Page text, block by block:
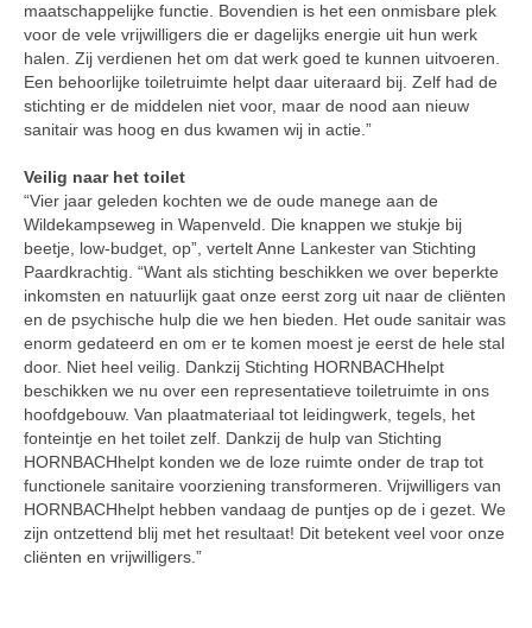
maatschappelijke functie. Bovendien is het een onmisbare plek
voor de vele vrijwilligers die er dagelijks energie uit hun werk
halen. Zij verdienen het om dat werk goed te kunnen uitvoeren.
Een behoorlijke toiletruimte helpt daar uiteraard bij. Zelf had de
stichting er de middelen niet voor, maar de nood aan nieuw
sanitair was hoog en dus kwamen wij in actie.”
Veilig naar het toilet
“Vier jaar geleden kochten we de oude manege aan de
Wildekampseweg in Wapenveld. Die knappen we stukje bij
beetje, low-budget, op”, vertelt Anne Lankester van Stichting
Paardkrachtig. “Want als stichting beschikken we over beperkte
inkomsten en natuurlijk gaat onze eerst zorg uit naar de cliënten
en de psychische hulp die we hen bieden. Het oude sanitair was
enorm gedateerd en om er te komen moest je eerst de hele stal
door. Niet heel veilig. Dankzij Stichting HORNBACHhelpt
beschikken we nu over een representatieve toiletruimte in ons
hoofdgebouw. Van plaatmateriaal tot leidingwerk, tegels, het
fonteintje en het toilet zelf. Dankzij de hulp van Stichting
HORNBACHhelpt konden we de loze ruimte onder de trap tot
functionele sanitaire voorziening transformeren. Vrijwilligers van
HORNBACHhelpt hebben vandaag de puntjes op de i gezet. We
zijn ontzettend blij met het resultaat! Dit betekent veel voor onze
cliënten en vrijwilligers.”